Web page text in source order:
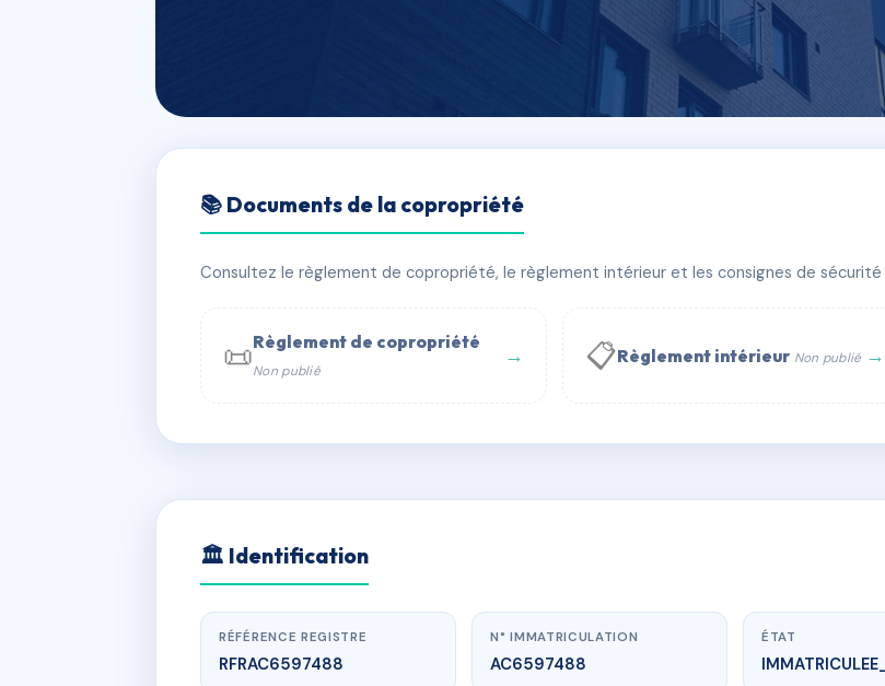
11 RUE MAISON DIEU
📍 11 r maison dieu 75014 PARIS
📞 Contacter Syndic Digital 💬 WhatsApp
📚 Documents de la copropriété
Consultez le règlement de copropriété, le règlement intérieur et les consignes de sécurité
📜Règlement de copropriété
Non publié
→ 📋Règlement intérieur Non publié →
AC6597488 🇫🇷
🏛 Identification
RÉFÉRENCE REGISTRE
RFRAC6597488
N° IMMATRICULATION
AC6597488
ÉTAT